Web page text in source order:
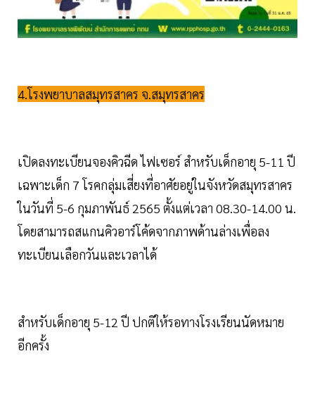
4.โรงพยาบาลสมุทรสาคร จ.สมุทรสาคร
เปิดลงทะเบียนจองคิวฉีด ไฟเซอร์ สำหรับเด็กอายุ 5-11 ปี
เฉพาะเด็ก 7 โรคกลุ่มเสี่ยงที่อาศัยอยู่ในจังหวัดสมุทรสาคร
ในวันที่ 5-6 กุมภาพันธ์ 2565 ตั้งแต่เวลา 08.30-14.00 น.
โดยสามารถสแกนคิวอาร์โค้ดจากภาพด้านล่างเพื่อลง
ทะเบียนเลือกวันและเวลาได้
สำหรับเด็กอายุ 5-12 ปี ปกติให้รอทางโรงเรียนนัดหมาย
อีกครั้ง